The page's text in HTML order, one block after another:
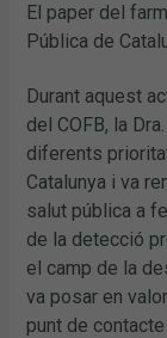
El paper del
Pública de
Durant aquest
del COFB, la
diferents
Catalunya i va
salut pública a
de la detecció
el camp de la
va posar en
punt de